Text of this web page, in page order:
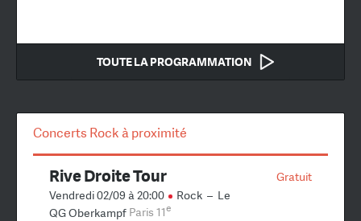
TOUTE LA PROGRAMMATION
Concerts Rock à proximité
Gratuit
Rive Droite Tour
Vendredi 02/09 à 20:00 Rock – Le
QG Oberkampf Paris 11e